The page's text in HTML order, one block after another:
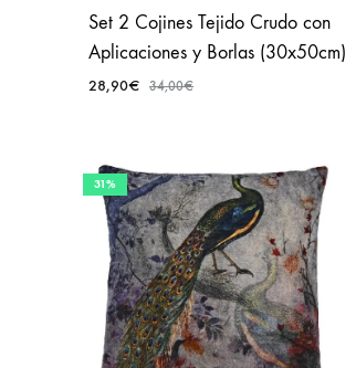
Set 2 Cojines Tejido Crudo con
Aplicaciones y Borlas (30x50cm)
28,90€ 34,00€
31%